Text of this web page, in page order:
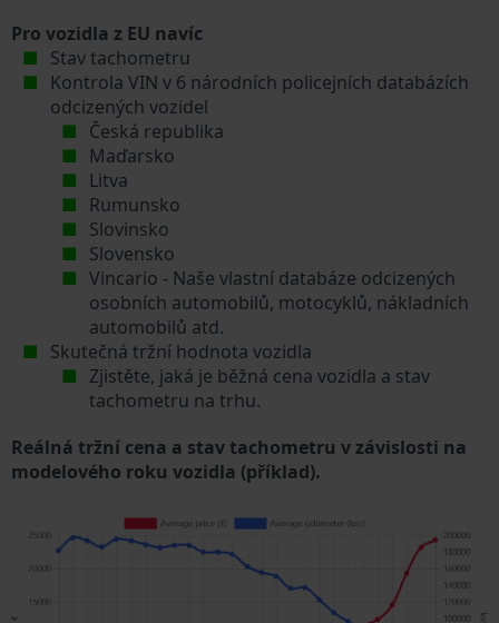
Pro vozidla z EU navíc
Stav tachometru
Kontrola VIN v 6 národních policejních databázích
odcizených vozidel
Česká republika
Maďarsko
Litva
Rumunsko
Slovinsko
Slovensko
Vincario - Naše vlastní databáze odcizených
osobních automobilů, motocyklů, nákladních
automobilů atd.
Skutečná tržní hodnota vozidla
Zjistěte, jaká je běžná cena vozidla a stav
tachometru na trhu.
Reálná tržní cena a stav tachometru v závislosti na
modelového roku vozidla (příklad).